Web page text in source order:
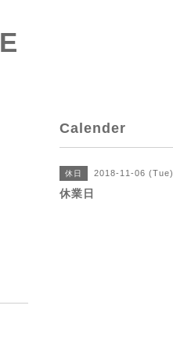
Calender
休日 2018-11-06 (Tue)
休業日